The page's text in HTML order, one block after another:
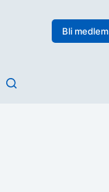
Bli medlem